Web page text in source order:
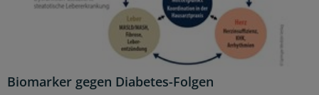
Biomarker gegen Diabetes-Folgen